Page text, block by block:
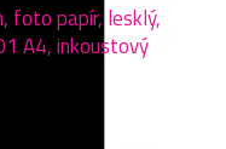
foto papír, lesklý,
A4, inkoustový